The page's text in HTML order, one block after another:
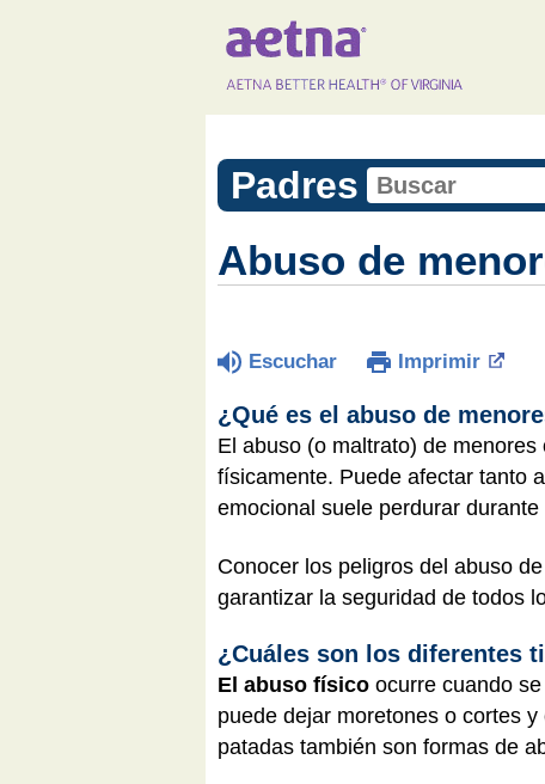
Padres
Abuso de
Escuchar Imprimir
¿Qué es el abuso de
El abuso (o maltrato) de
físicamente. Puede afectar tanto
emocional suele perdurar
Conocer los peligros del abuso
garantizar la seguridad de todos
¿Cuáles son los diferentes
El abuso físico ocurre cuando
puede dejar moretones o cortes y
patadas también son formas de